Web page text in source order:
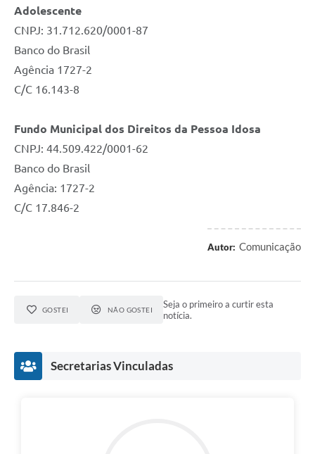
Adolescente
CNPJ: 31.712.620/0001-87
Banco do Brasil
Agência 1727-2
C/C 16.143-8
Fundo Municipal dos Direitos da Pessoa Idosa
CNPJ: 44.509.422/0001-62
Banco do Brasil
Agência: 1727-2
C/C 17.846-2
Autor: Comunicação
GOSTEI NÃO GOSTEI
Seja o primeiro a curtir esta
notícia.
Secretarias Vinculadas